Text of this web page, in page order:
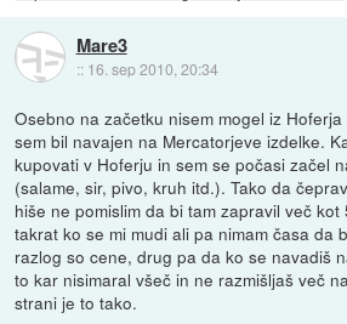
Mare3
:: 16. sep 2010, 20:34
Osebno na začetku nisem mogel iz
sem bil navajen na Mercatorjeve izdelke.
kupovati v Hoferju in sem se počasi začel
(salame, sir, pivo, kruh itd.). Tako da
hiše ne pomislim da bi tam zapravil več kot
takrat ko se mi mudi ali pa nimam časa da
razlog so cene, drug pa da ko se navadiš
to kar nisimaral všeč in ne razmišljaš več
strani je to tako.